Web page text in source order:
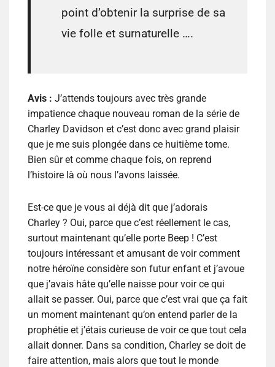
point d’obtenir la surprise de sa
vie folle et surnaturelle ….
Avis : J’attends toujours avec très grande
impatience chaque nouveau roman de la série de
Charley Davidson et c’est donc avec grand plaisir
que je me suis plongée dans ce huitième tome.
Bien sûr et comme chaque fois, on reprend
l’histoire là où nous l’avons laissée.
Est-ce que je vous ai déjà dit que j’adorais
Charley ? Oui, parce que c’est réellement le cas,
surtout maintenant qu’elle porte Beep ! C’est
toujours intéressant et amusant de voir comment
notre héroïne considère son futur enfant et j’avoue
que j’avais hâte qu’elle naisse pour voir ce qui
allait se passer. Oui, parce que c’est vrai que ça fait
un moment maintenant qu’on entend parler de la
prophétie et j’étais curieuse de voir ce que tout cela
allait donner. Dans sa condition, Charley se doit de
faire attention, mais alors que tout le monde